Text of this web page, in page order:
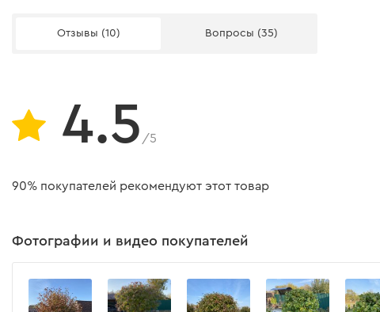
Отзывы (10) Вопросы (35)
4.5 /5
90% покупателей рекомендуют этот товар
Фотографии и видео покупателей